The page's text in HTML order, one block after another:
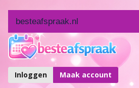
besteafspraak.nl
HOME
Hoe Werkt Het?
Over Ons
Inloggen Maak account